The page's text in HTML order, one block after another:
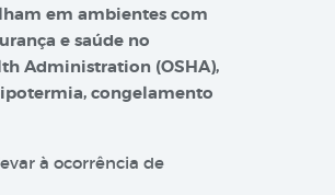
em ambientes com
e saúde no
Administration (OSHA),
congelamento
à ocorrência de